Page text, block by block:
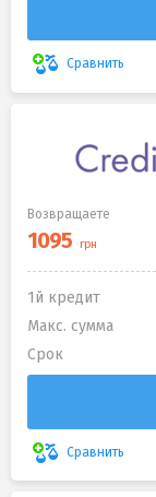
Сравнить
Возвращаете
1й кредит
Макс. сумма
Срок
Сравнить